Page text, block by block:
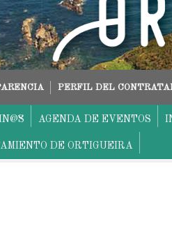
PERFIL DEL
AGENDA DE EVENTOS
DE ORTIGUEIRA